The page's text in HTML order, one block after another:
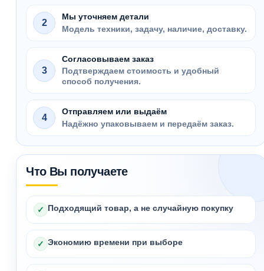
2
Мы уточняем детали
Модель техники, задачу, наличие, доставку.
3
Согласовываем заказ
Подтверждаем стоимость и удобный
способ получения.
4
Отправляем или выдаём
Надёжно упаковываем и передаём заказ.
Что Вы получаете
✓ Подходящий товар, а не случайную покупку
✓ Экономию времени при выборе